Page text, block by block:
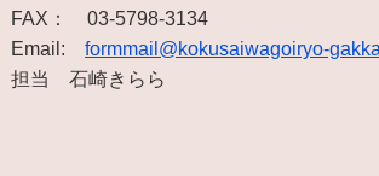
FAX： 03-5798-3134
Email: formmail@kokusaiwagoiryo-
担当 石崎きらら